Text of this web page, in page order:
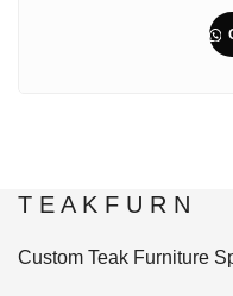
T E A K F U R N
Custom Teak Furniture